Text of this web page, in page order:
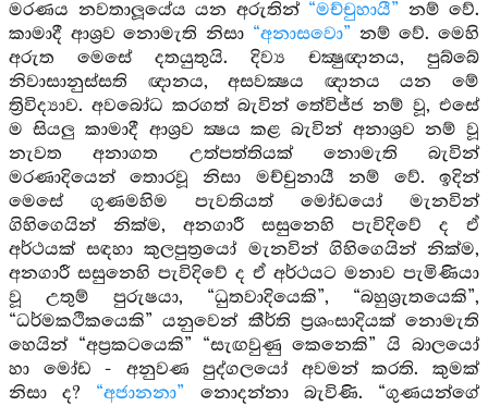
මරණය නවතාලූයේය යන අරුතින් “මච්චුහායී” නම් වේ.
කාමාදී ආශ්‍රව නොමැති නිසා “අනාසවො” නම් වේ. මෙහි
අරුත මෙසේ දතයුතුයි. දිව්‍ය චක්‍ෂුඥානය, පුබ්බේ
නිවාසානුස්සති ඥානය, අසවක්‍ෂය ඥානය යන මේ
ත්‍රිවිද්‍යාව. අවබෝධ කරගත් බැවින් තේවිජ්ජ නම් වූ, එසේ
ම සියලු කාමාදී ආශ්‍රව ක්‍ෂය කළ බැවින් අනාශ්‍රව නම් වූ
නැවත අනාගත උත්පත්තියක් නොමැති බැවින්
මරණාදියෙන් තොරවූ නිසා මච්චුනායී නම් වේ. ඉදින්
මෙසේ ගුණමහිම පැවතියත් මෝඩයෝ මැනවින්
ගිහිගෙයින් නික්ම, අනගාරී සසුනෙහි පැවිදිවේ ද ඒ
අර්ථයක් සඳහා කුලපුත්‍රයෝ මැනවින් ගිහිගෙයින් නික්ම,
අනගාරී සසුනෙහි පැවිදිවේ ද ඒ අර්ථයට මනාව පැමිණියා
වූ උතුම් පුරුෂයා, “ධුතවාදියෙකි”, “බහුශ්‍රැතයෙකි”,
“ධර්මකථිකයෙකි” යනුවෙන් කීර්ති ප්‍රශංසාදියක් නොමැති
හෙයින් “අප්‍රකටයෙකි” “සැඟවුණු කෙනෙකි” යි බාලයෝ
හා මෝඩ - අනුවණ පුද්ගලයෝ අවමන් කරති. කුමක්
නිසා ද? “අජානනා” නොදන්නා බැවිණි. “ගුණයන්ගේ